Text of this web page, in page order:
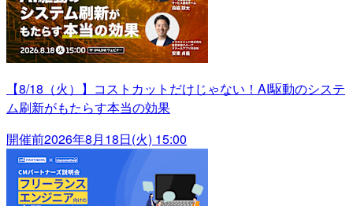
【8/18（火）】コストカットだけじゃない！AI駆動のシステ
ム刷新がもたらす本当の効果
開催前2026年8月18日(火) 15:00